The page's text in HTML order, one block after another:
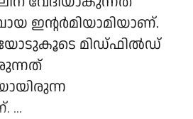
ഇന്റർമിയാമിയാണ്.
മിഡ്ഫിൽഡ്
...